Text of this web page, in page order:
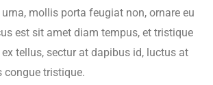
mollis porta feugiat non, ornare eu
est sit amet diam tempus, et tristique
tellus, sectur at dapibus id, luctus at
congue tristique.